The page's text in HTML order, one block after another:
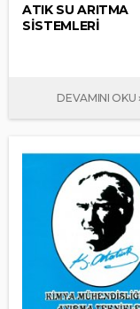
ATIK SU ARITMA
SİSTEMLERİ